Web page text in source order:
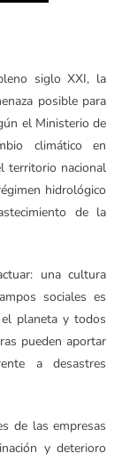
siglo XXI, la
posible para
el Ministerio de
climático en
territorio nacional
hidrológico
de la
una cultura
sociales es
planeta y todos
pueden aportar
a desastres
de las empresas
y deterioro